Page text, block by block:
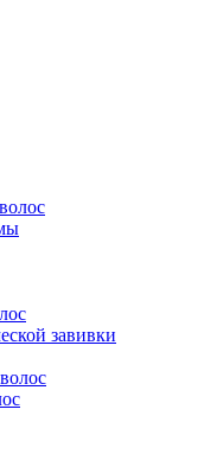
завивки